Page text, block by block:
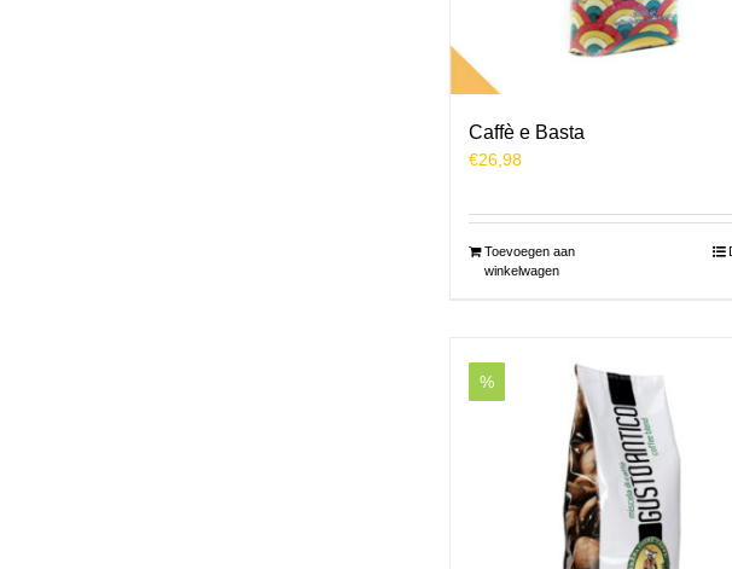
Caffè e Basta
€26,98
Toevoegen aan
winkelwagen
%